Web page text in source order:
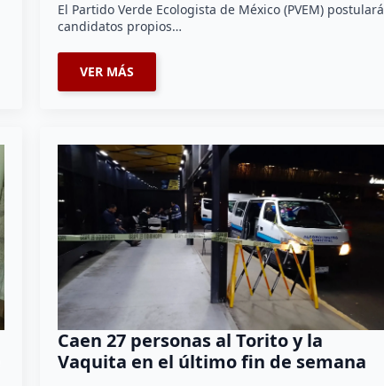
El Partido Verde Ecologista de México (PVEM) postulará
candidatos propios…
VER MÁS
Caen 27 personas al Torito y la
Vaquita en el último fin de semana